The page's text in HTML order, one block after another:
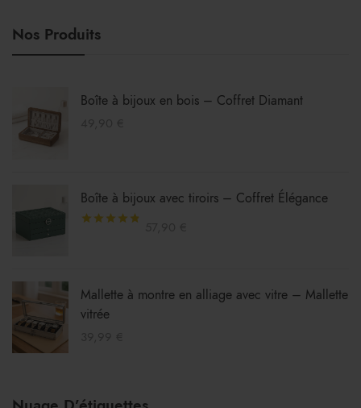
Nos Produits
Boîte à bijoux en bois – Coffret Diamant
Boîte à bijoux avec tiroirs – Coffret Élégance
Mallette à montre en alliage avec vitre – Mallette
vitrée